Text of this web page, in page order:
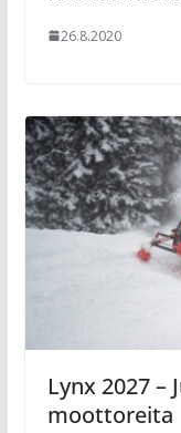
26.8.2020
Lynx 2027 –
moottoreita